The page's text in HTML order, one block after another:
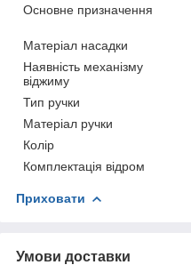
Основне призначення
Матеріал насадки
Наявність механізму
віджиму
Тип ручки
Матеріал ручки
Колір
Комплектація відром
Приховати
Умови доставки